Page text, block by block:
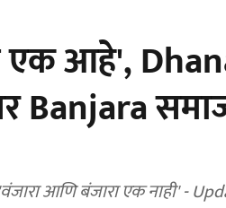
एक आहे',
Banjara
आणि बंजारा एक नाही' -